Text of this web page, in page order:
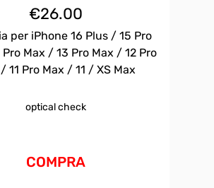
€26.00
per iPhone 16 Plus / 15 Pro
Max / 13 Pro Max / 12 Pro
11 Pro Max / 11 / XS Max
optical check
COMPRA